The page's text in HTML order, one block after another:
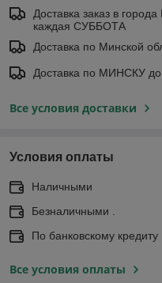
Доставка заказ в
каждая СУББОТА
Доставка по Минской
Доставка по МИНСКУ
Все условия доставки
Условия оплаты
Наличными
Безналичными .
По банковскому кредиту
Все условия оплаты